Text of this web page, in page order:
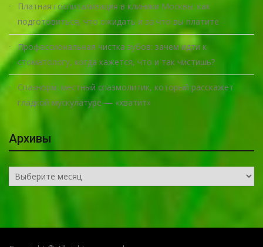
Платная госпитализация в клиники Москвы: как
подготовиться, что ожидать и за что вы платите
Профессиональная чистка зубов: зачем идти к
стоматологу, когда кажется, что и так чистишь?
Спазнорм: местный спазмолитик, который расскажет
гладкой мускулатуре — «хватит»
Архивы
Архивы